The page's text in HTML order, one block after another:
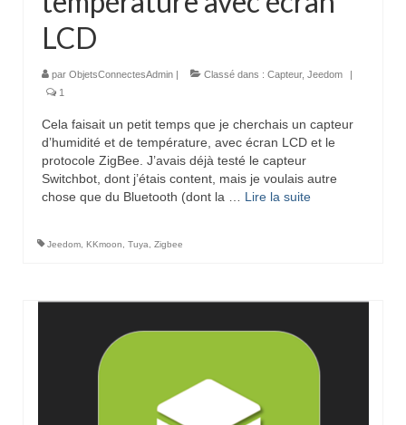
LCD
par ObjetsConnectesAdmin | Classé dans : Capteur, Jeedom
|
1
Cela faisait un petit temps que je cherchais un capteur
d’humidité et de température, avec écran LCD et le
protocole ZigBee. J’avais déjà testé le capteur
Switchbot, dont j’étais content, mais je voulais autre
chose que du Bluetooth (dont la … Lire la suite­­
Jeedom KKmoon Tuya Zigbee